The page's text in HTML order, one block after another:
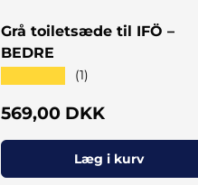
Grå toiletsæde til IFÖ –
BEDRE
(1)
Normal pris
569,00 DKK
Læg i kurv